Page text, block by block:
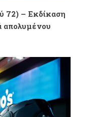
72) – Εκδίκαση
απολυμένου